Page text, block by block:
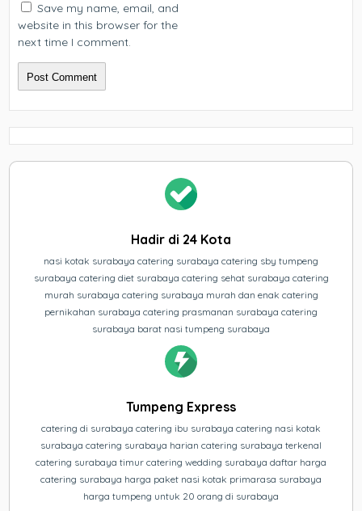
Save my name, email, and
website in this browser for the
next time I comment.
Hadir di 24 Kota
nasi kotak surabaya catering surabaya catering sby tumpeng
surabaya catering diet surabaya catering sehat surabaya catering
murah surabaya catering surabaya murah dan enak catering
pernikahan surabaya catering prasmanan surabaya catering
surabaya barat nasi tumpeng surabaya
Tumpeng Express
catering di surabaya catering ibu surabaya catering nasi kotak
surabaya catering surabaya harian catering surabaya terkenal
catering surabaya timur catering wedding surabaya daftar harga
catering surabaya harga paket nasi kotak primarasa surabaya
harga tumpeng untuk 20 orang di surabaya